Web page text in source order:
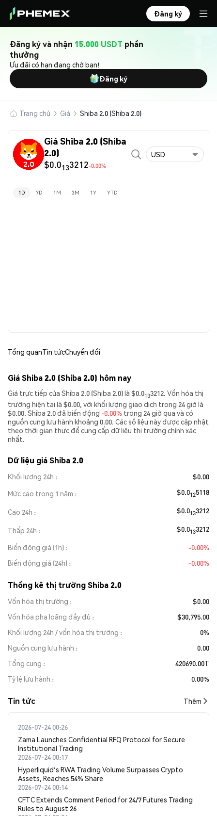
Đăng ký
Đăng ký và nhận 15.000 USDT phần
thưởng
Ưu đãi có hạn đang chờ bạn!
Đăng ký
Trang chủ Giá Shiba 2.0 (Shiba 2.0)
Giá Shiba 2.0 (Shiba
2.0)
$0.0133212-0.00%
USD
1D 7D 1M 3M 1Y YTD
Tổng quanTin tứcChuyển đổi
Giá Shiba 2.0 (Shiba 2.0) hôm nay
Giá trực tiếp của Shiba 2.0 (Shiba 2.0) là $0.0133212. Vốn hóa thị
trường hiện tại là $0.00, với khối lượng giao dịch trong 24 giờ là
$0.00. Shiba 2.0 đã biến động -0.00% trong 24 giờ qua và có
nguồn cung lưu hành khoảng 0.00. Các số liệu này được cập nhật
theo thời gian thực để cung cấp dữ liệu thị trường chính xác
nhất.
Dữ liệu giá Shiba 2.0
Khối lượng 24h
$0.00
Mức cao trong 1 năm
$0.0125118
Cao 24h $0.0133212
Thấp 24h $0.0133212
Biến động giá (1h)
-0.00%
Biến động giá (24h)
-0.00%
Thống kê thị trường Shiba 2.0
Vốn hóa thị trường
$0.00
Vốn hóa pha loãng đầy đủ
$30,795.00
Khối lượng 24h / vốn hóa thị trường
0%
Nguồn cung lưu hành
0.00
Tổng cung
420690.00T
Tỷ lệ lưu hành
0.00%
Tin tức Thêm
2026-07-24 00:26
Zama Launches Confidential RFQ Protocol for Secure
Institutional Trading
2026-07-24 00:17
Hyperliquid's RWA Trading Volume Surpasses Crypto
Assets, Reaches 54% Share
2026-07-24 00:14
CFTC Extends Comment Period for 24/7 Futures Trading
Rules to August 26